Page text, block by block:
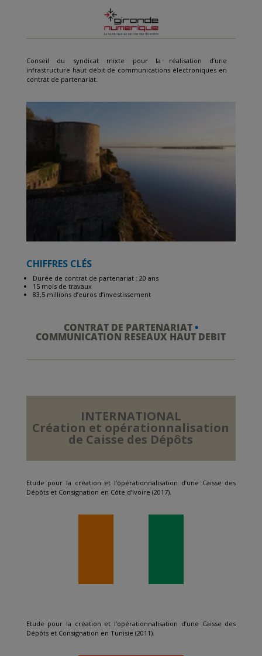
Conseil du syndicat mixte pour la réalisation d’une
infrastructure haut débit de communications électroniques en
contrat de partenariat.
CHIFFRES CLÉS
Durée de contrat de partenariat : 20 ans
15 mois de travaux
83,5 millions d’euros d’investissement
CONTRAT DE PARTENARIAT•
COMMUNICATION RESEAUX HAUT DEBIT
INTERNATIONAL
Création et opérationnalisation
de Caisse des Dépôts
Etude pour la création et l’opérationnalisation d’une Caisse des
Dépôts et Consignation en Côte d’Ivoire (2017).
Etude pour la création et l’opérationnalisation d’une Caisse des
Dépôts et Consignation en Tunisie (2011).